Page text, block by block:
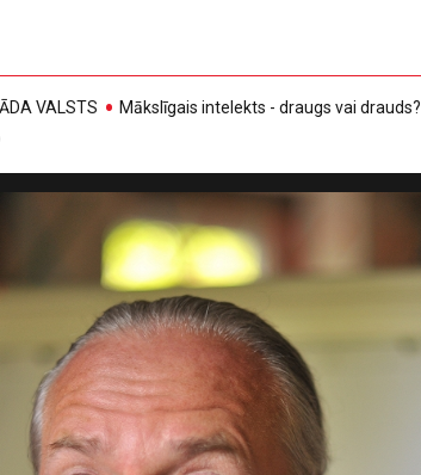
VALSTS
Mākslīgais intelekts - draugs vai drauds?